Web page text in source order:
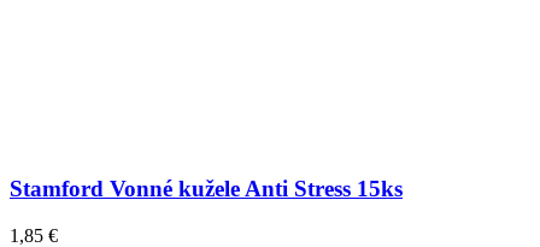
Stamford Vonné kužele Anti Stress 15ks
1,85 €